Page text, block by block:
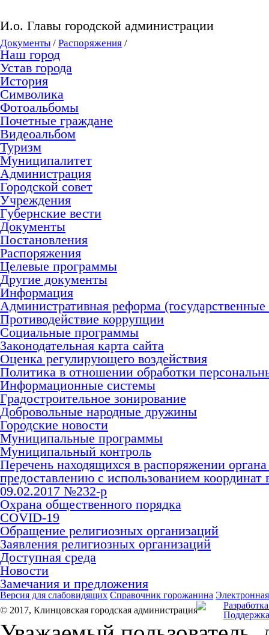
И.о. Главы городской
Документы / Распоряжения /
Наш город
Устав города
История
Символика
Фотоальбомы
Почетные граждане
Видеоальбом
Туризм
Муниципалитет
Администрация
Городской совет
Учреждения
Губернские вести
Документы
Постановления
Распоряжения
Целевые программы
Другие документы
Информация
Административная реформа
Противодействие коррупции
Социальные программы
Законодательная карта сайта
Оценка регулирующего воздействия
Политика в отношении обработки
Информационные системы
Градостроительное зонирование
Добровольные народные дружины
Городские новости
Муниципальные программы
Муниципальный контроль
Перечень находящихся в распоряжении
предоставлению с использованием
09.02.2017 №232-р
Охрана общественного порядка
COVID-19
Обращение религиозных организаций
Заявления религиозных организаций
Доступная среда
Новости
Замечания и предложения
Версия для слабовидящих Справочник горожанина
© 2017, Клинцовская городская администрация